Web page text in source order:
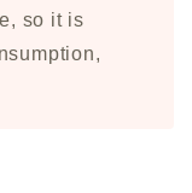
so it is